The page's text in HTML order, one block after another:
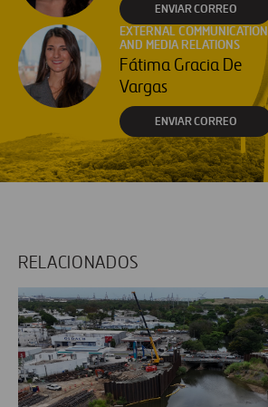
ENVIAR CORREO
EXTERNAL COMMUNICATION
AND MEDIA RELATIONS
Fátima Gracia De
Vargas
ENVIAR CORREO
RELACIONADOS